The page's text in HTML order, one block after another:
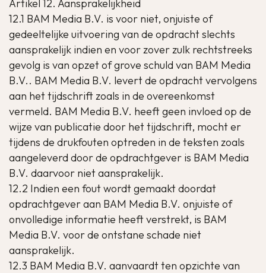
Artikel 12. Aansprakelijkheid
12.1 BAM Media B.V. is voor niet, onjuiste of
gedeeltelijke uitvoering van de opdracht slechts
aansprakelijk indien en voor zover zulk rechtstreeks
gevolg is van opzet of grove schuld van BAM Media
B.V.. BAM Media B.V. levert de opdracht vervolgens
aan het tijdschrift zoals in de overeenkomst
vermeld. BAM Media B.V. heeft geen invloed op de
wijze van publicatie door het tijdschrift, mocht er
tijdens de drukfouten optreden in de teksten zoals
aangeleverd door de opdrachtgever is BAM Media
B.V. daarvoor niet aansprakelijk.
12.2 Indien een fout wordt gemaakt doordat
opdrachtgever aan BAM Media B.V. onjuiste of
onvolledige informatie heeft verstrekt, is BAM
Media B.V. voor de ontstane schade niet
aansprakelijk.
12.3 BAM Media B.V. aanvaardt ten opzichte van